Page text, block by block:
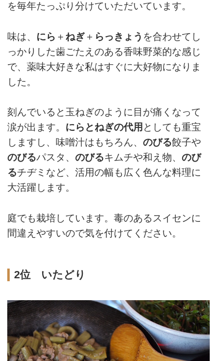
を毎年たっぷり分けていただいています。
味は、 にら ＋ ねぎ＋ らっきょう を合わせてし
っかりした歯ごたえのある香味野菜的な感じ
で、薬味大好きな私はすぐに大好物になりま
した。
刻んでいると玉ねぎのように目が痛くなって
涙が出ます。 にらとねぎの代用 としても重宝
しますし、味噌汁はもちろん、 のびる餃子や
のびるパスタ、 のびるキムチや和え物、 のび
るチヂミなど、活用の幅も広く色んな料理に
大活躍します。
庭でも栽培しています。毒のあるスイセンに
間違えやすいので気を付けてください。
2位 いたどり